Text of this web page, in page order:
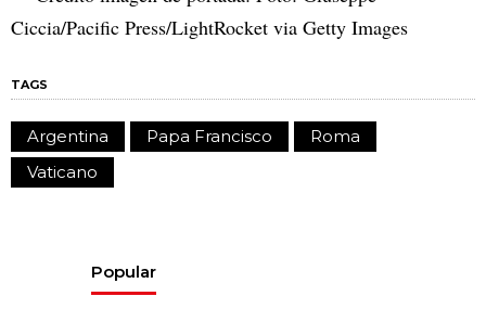
Ciccia/Pacific Press/LightRocket via Getty Images
TAGS
Argentina Papa Francisco
Roma
Vaticano
Popular